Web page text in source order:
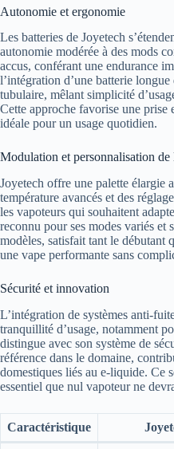
Autonomie et ergonomie
Les batteries de Joyetech
autonomie modérée à des mods
accus, conférant une endurance
l’intégration d’une batterie
tubulaire, mêlant simplicité
Cette approche favorise une
idéale pour un usage quotidien.
Modulation et personnalisation de
Joyetech offre une palette élargie
température avancés et des
les vapoteurs qui souhaitent
reconnu pour ses modes variés et
modèles, satisfait tant le débutant
une vape performante sans
Sécurité et innovation
L’intégration de systèmes anti-
tranquillité d’usage, notamment
distingue avec son système de
référence dans le domaine,
domestiques liés au e-liquide. Ce
essentiel que nul vapoteur ne
Caractéristique